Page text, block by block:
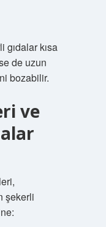
gıdalar kısa
de uzun
bozabilir.
ve
şekerli